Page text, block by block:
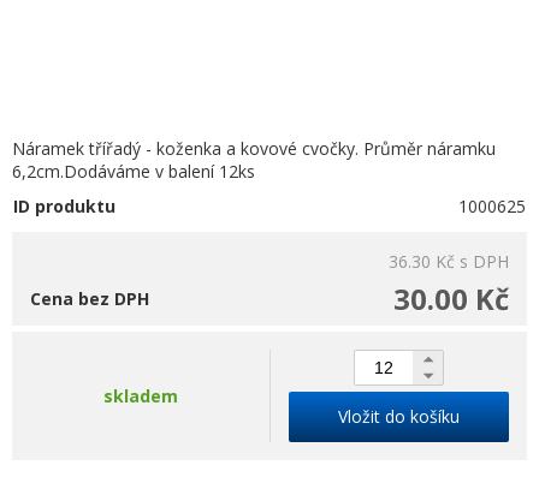
Náramek třířadý - koženka a kovové cvočky. Průměr náramku
6,2cm.Dodáváme v balení 12ks
ID produktu
1000625
36.30 Kč s DPH
30.00 Kč
Cena bez DPH
skladem
Vložit do košíku